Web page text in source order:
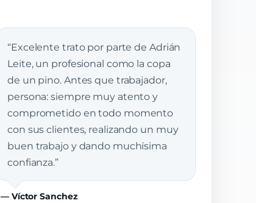
“Excelente trato por parte de Adrián
Leite, un profesional como la copa
de un pino. Antes que trabajador,
persona: siempre muy atento y
comprometido en todo momento
con sus clientes, realizando un muy
buen trabajo y dando muchísima
confianza.”
— Víctor Sanchez